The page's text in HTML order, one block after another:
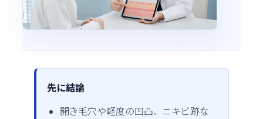
先に結論
開き毛穴や軽度の凹凸、ニキビ跡な